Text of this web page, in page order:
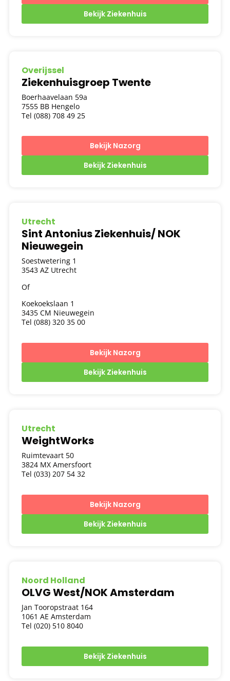
Bekijk Ziekenhuis
Overijssel
Ziekenhuisgroep Twente
Boerhaavelaan 59a
7555 BB Hengelo
Tel (088) 708 49 25
Bekijk Nazorg
Bekijk Ziekenhuis
Utrecht
Sint Antonius Ziekenhuis/ NOK
Nieuwegein
Soestwetering 1
3543 AZ Utrecht
Of
Koekoekslaan 1
3435 CM Nieuwegein
Tel (088) 320 35 00
Bekijk Nazorg
Bekijk Ziekenhuis
Utrecht
WeightWorks
Ruimtevaart 50
3824 MX Amersfoort
Tel (033) 207 54 32
Bekijk Nazorg
Bekijk Ziekenhuis
Noord Holland
OLVG West/NOK Amsterdam
Jan Tooropstraat 164
1061 AE Amsterdam
Tel (020) 510 8040
Bekijk Ziekenhuis